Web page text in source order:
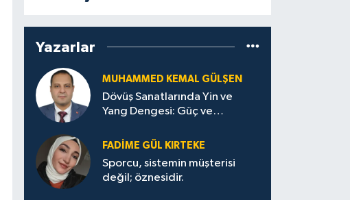
Yazarlar
MUHAMMED KEMAL GÜLŞEN
Dövüş Sanatlarında Yin ve
Yang Dengesi: Güç ve
FADIME GÜL KIRTEKE
Sporcu, sistemin müşterisi
değil; öznesidir.